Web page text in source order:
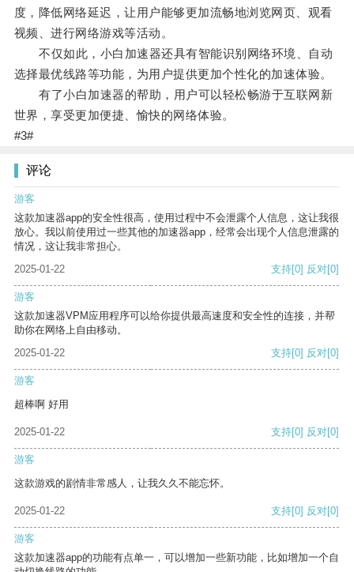
度，降低网络延迟，让用户能够更加流畅地浏览网页、观看
视频、进行网络游戏等活动。
不仅如此，小白加速器还具有智能识别网络环境、自动
选择最优线路等功能，为用户提供更加个性化的加速体验。
有了小白加速器的帮助，用户可以轻松畅游于互联网新
世界，享受更加便捷、愉快的网络体验。
#3#
评论
游客
这款加速器app的安全性很高，使用过程中不会泄露个人信息，这让我很
放心。我以前使用过一些其他的加速器app，经常会出现个人信息泄露的
情况，这让我非常担心。
2025-01-22
支持[0] 反对[0]
游客
这款加速器VPM应用程序可以给你提供最高速度和安全性的连接，并帮
助你在网络上自由移动。
2025-01-22
支持[0] 反对[0]
游客
超棒啊 好用
2025-01-22 支持[0] 反对[0]
游客
这款游戏的剧情非常感人，让我久久不能忘怀。
2025-01-22 支持[0] 反对[0]
游客
这款加速器app的功能有点单一，可以增加一些新功能，比如增加一个自